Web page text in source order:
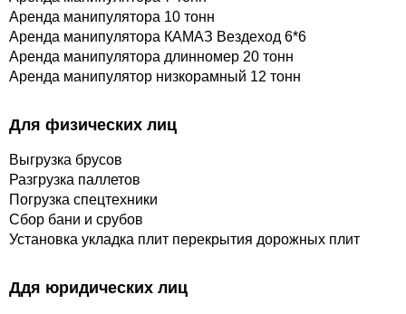
Аренда манипулятора 10 тонн
Аренда манипулятора КАМАЗ Вездеход 6*6
Аренда манипулятора длинномер 20 тонн
Аренда манипулятор низкорамный 12 тонн
Для физических лиц
Выгрузка брусов
Разгрузка паллетов
Погрузка спецтехники
Сбор бани и срубов
Установка укладка плит перекрытия дорожных плит
Ддя юридических лиц